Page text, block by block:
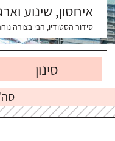
איחסון, שינוע
סידור הסטודיו, הבי בצורה
סינון
סה"כ 25